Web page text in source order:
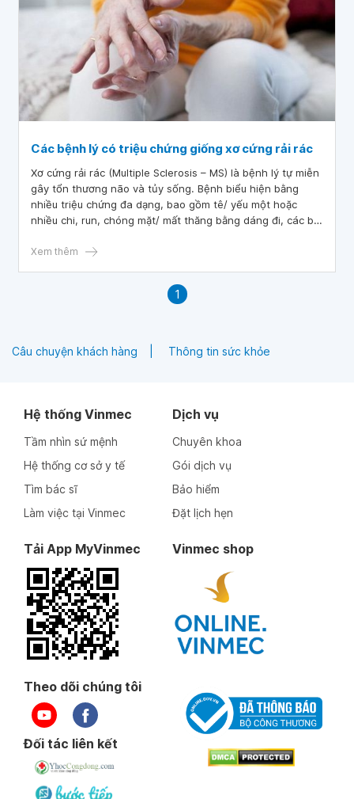
Các bệnh lý có triệu chứng giống xơ cứng rải rác
Xơ cứng rải rác (Multiple Sclerosis – MS) là bệnh lý tự miễn
gây tổn thương não và tủy sống. Bệnh biểu hiện bằng
nhiều triệu chứng đa dạng, bao gồm tê/ yếu một hoặc
nhiều chi, run, chóng mặt/ mất thăng bằng dáng đi, các bất
hoặc hoàn toàn thị trường, đau cơ dạng chuột rút, nói khó,
Xem thêm
1
Câu chuyện khách hàng Thông tin sức khỏe
Hệ thống Vinmec
Tầm nhìn sứ mệnh
Hệ thống cơ sở y tế
Tìm bác sĩ
Làm việc tại Vinmec
Dịch vụ
Chuyên khoa
Gói dịch vụ
Bảo hiểm
Đặt lịch hẹn
Tải App MyVinmec Vinmec shop
Theo dõi chúng tôi
Đối tác liên kết